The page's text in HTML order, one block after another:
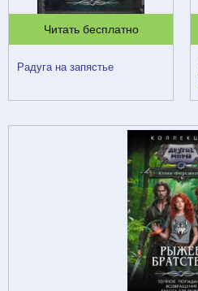
Читать бесплатно
Радуга на запястье